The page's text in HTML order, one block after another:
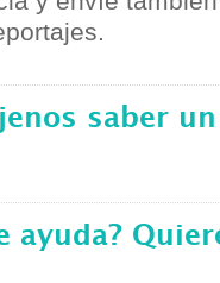
saber
ayuda?